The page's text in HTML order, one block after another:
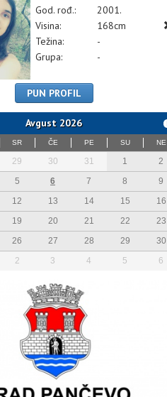
God. rođ.:
2001.
Visina:
168cm
Težina:
-
Grupa:
-
PUN PROFIL
Avgust 2026
SR ČE PE SU NE
29 30 31 1
2
5 6 7 8
9
12 13 14 15
16
19 20 21 22
23
26 27 28 29
30
2 3 4 5 6